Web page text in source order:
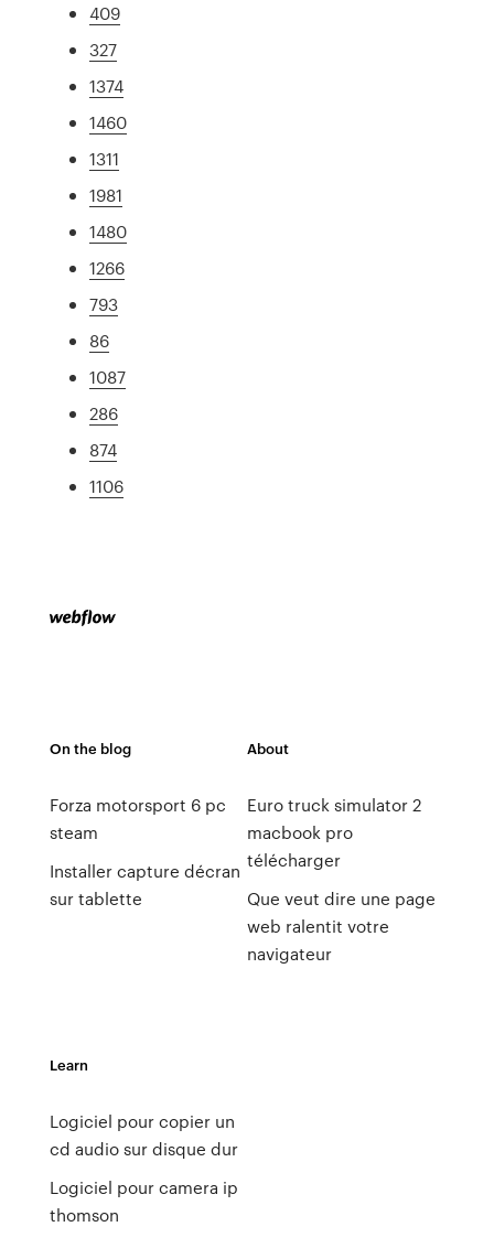
409
327
1374
1460
1311
1981
1480
1266
793
86
1087
286
874
1106
On the blog
Forza motorsport 6 pc
steam
Installer capture décran
sur tablette
About
Euro truck simulator 2
macbook pro
télécharger
Que veut dire une page
web ralentit votre
navigateur
Learn
Logiciel pour copier un
cd audio sur disque dur
Logiciel pour camera ip
thomson